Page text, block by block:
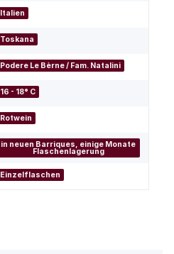
Italien
Toskana
Podere Le Bèrne / Fam. Natalini
16 - 18° C
Rotwein
in neuen Barriques, einige Monate
Flaschenlagerung
Einzelflaschen